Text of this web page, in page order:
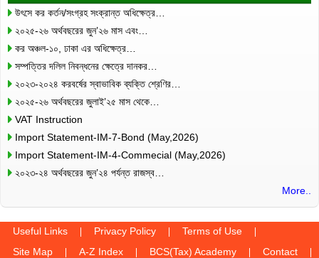
উৎসে কর কর্তন/সংগ্রহ সংক্রান্ত অধিক্ষেত্র…
২০২৫-২৬ অর্থবছরের জুন’২৬ মাস এবং…
কর অঞ্চল-১০, ঢাকা এর অধিক্ষেত্র…
সম্পত্তির দলিল নিবন্ধনের ক্ষেত্রে দানকর…
২০২৩-২০২৪ করবর্ষের স্বাভাবিক ব্যক্তি শ্রেণির…
২০২৫-২৬ অর্থবছরের জুলাই’২৫ মাস থেকে…
VAT Instruction
Import Statement-IM-7-Bond (May,2026)
Import Statement-IM-4-Commecial (May,2026)
২০২৩-২৪ অর্থবছরের জুন’২৪ পর্যন্ত রাজস্ব…
More..
Useful Links Privacy Policy
Terms of Use
Site Map
A-Z Index BCS(Tax) Academy Contact